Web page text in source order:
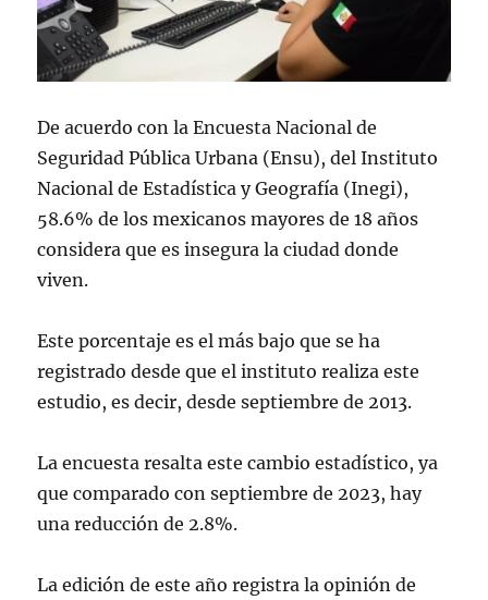
De acuerdo con la Encuesta Nacional de
Seguridad Pública Urbana (Ensu), del Instituto
Nacional de Estadística y Geografía (Inegi),
58.6% de los mexicanos mayores de 18 años
considera que es insegura la ciudad donde
viven.
Este porcentaje es el más bajo que se ha
registrado desde que el instituto realiza este
estudio, es decir, desde septiembre de 2013.
La encuesta resalta este cambio estadístico, ya
que comparado con septiembre de 2023, hay
una reducción de 2.8%.
La edición de este año registra la opinión de